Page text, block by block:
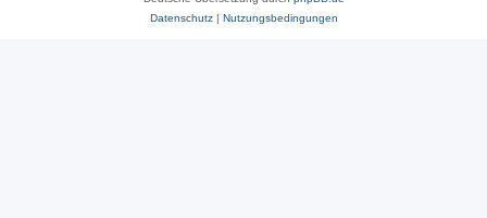
Datenschutz| Nutzungsbedingungen